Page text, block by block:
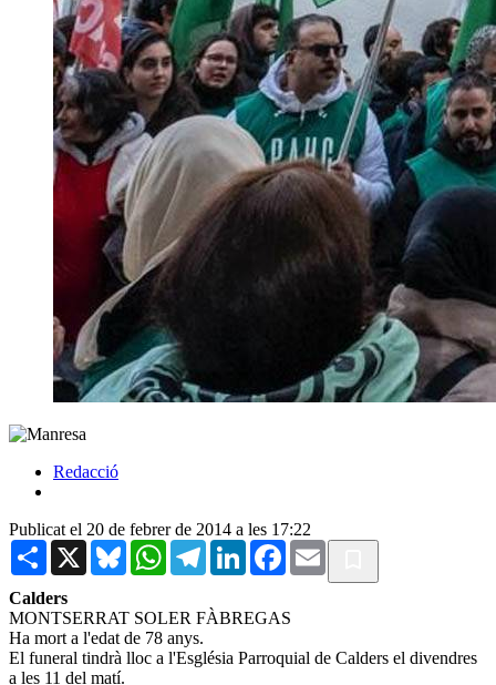
Redacció
Publicat el 20 de febrer de 2014 a les 17:22
Share X BlueskyWhatsAppTelegramLinkedInFacebook
Email
Calders
MONTSERRAT SOLER FÀBREGAS
Ha mort a l'edat de 78 anys.
El funeral tindrà lloc a l'Església Parroquial de Calders el divendres
a les 11 del matí.